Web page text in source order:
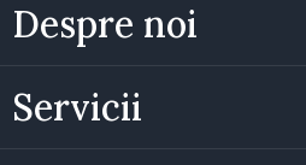
Despre noi
Servicii